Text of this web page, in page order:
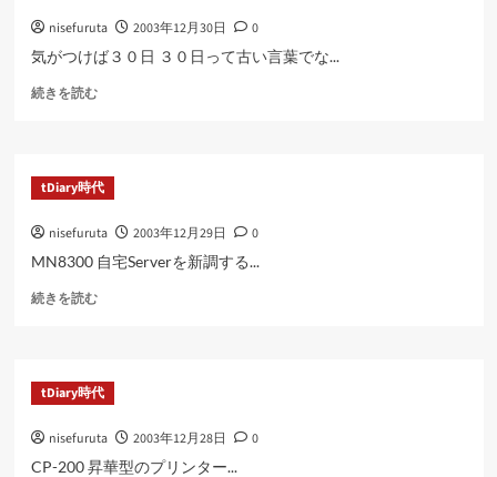
読
む
nisefuruta 2003年12月30日
0
気がつけば３０日 ３０日って古い言葉でな...
続きを読むに
さ
ら
読
む
tDiary時代
nisefuruta 2003年12月29日
0
MN8300 自宅Serverを新調する...
続きを読むに
さ
ら
読
む
tDiary時代
nisefuruta 2003年12月28日
0
CP-200 昇華型のプリンター...